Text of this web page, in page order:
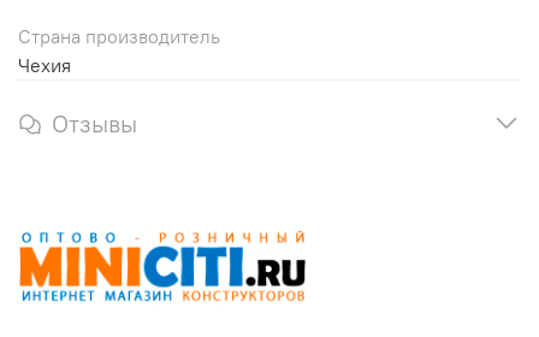
Страна производитель
Чехия
Отзывы